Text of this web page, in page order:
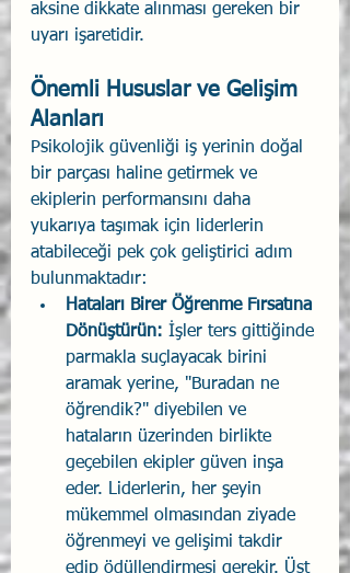
aksine dikkate alınması gereken bir
uyarı işaretidir.
Önemli Hususlar ve Gelişim
Alanları
Psikolojik güvenliği iş yerinin doğal
bir parçası haline getirmek ve
ekiplerin performansını daha
yukarıya taşımak için liderlerin
atabileceği pek çok geliştirici adım
bulunmaktadır:
Hataları Birer Öğrenme Fırsatına
Dönüştürün: İşler ters gittiğinde
parmakla suçlayacak birini
aramak yerine, "Buradan ne
öğrendik?" diyebilen ve
hataların üzerinden birlikte
geçebilen ekipler güven inşa
eder. Liderlerin, her şeyin
mükemmel olmasından ziyade
öğrenmeyi ve gelişimi takdir
edip ödüllendirmesi gerekir. Üst